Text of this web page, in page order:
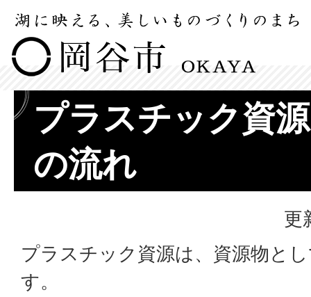
プラスチック資
の流れ
更
プラスチック資源は、資源物と
す。